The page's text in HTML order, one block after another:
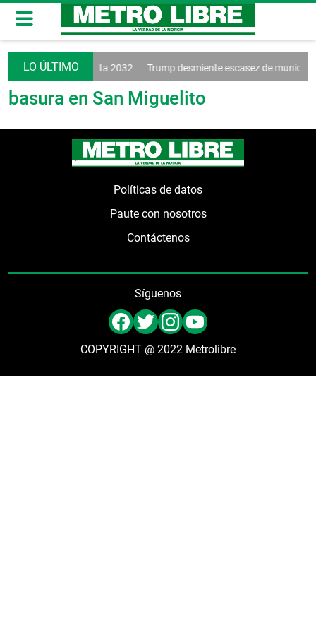
a Vinícius hasta 2032 Trump desmiente escasez de
basura en San Miguelito
Políticas de datos
Paute con nosotros
Contáctenos
Síguenos
COPYRIGHT @ 2022 Metrolibre